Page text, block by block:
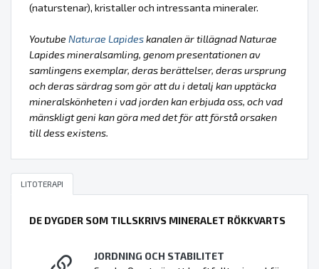
(naturstenar), kristaller och intressanta mineraler.
Youtube Naturae Lapideskanalen är tillägnad Naturae
Lapides mineralsamling, genom presentationen av
samlingens exemplar, deras berättelser, deras ursprung
och deras särdrag som gör att du i detalj kan upptäcka
mineralskönheten i vad jorden kan erbjuda oss, och vad
mänskligt geni kan göra med det för att förstå orsaken
till dess existens.
LITOTERAPI
DE DYGDER SOM TILLSKRIVS MINERALET RÖKKVARTS
JORDNING OCH STABILITET